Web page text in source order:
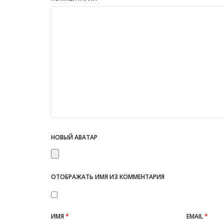
НОВЫЙ АВАТАР
ОТОБРАЖАТЬ ИМЯ ИЗ КОММЕНТАРИЯ
ИМЯ* EMAIL*